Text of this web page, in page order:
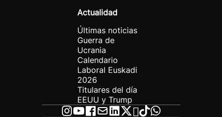
Actualidad
Últimas noticias
Guerra de
Ucrania
Calendario
Laboral Euskadi
2026
Titulares del día
EEUU y Trump